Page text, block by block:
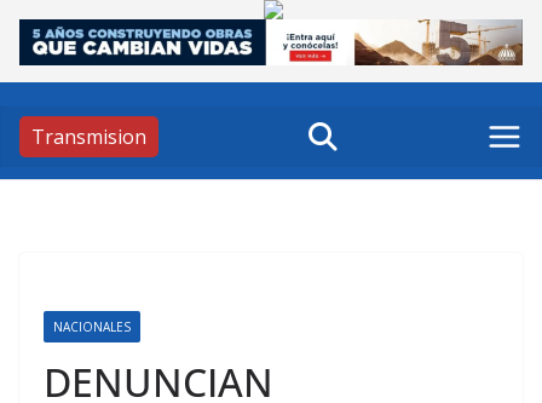
Skip
content
Transmision
NACIONALES
DENUNCIAN